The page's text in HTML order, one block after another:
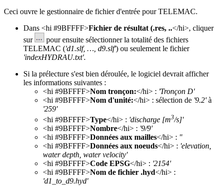
Ceci ouvre le gestionnaire de fichier d'entrée pour TELEMAC.
Dans <hi #9BFFFF>Fichier de résultat (.res, ..</hi>, cliquer
sur
pour ensuite sélectionner la totalité des fichiers
TELEMAC ('d1.slf, …, d9.slf') ou seulement le fichier
'indexHYDRAU.txt'.
Si la prélecture s'est bien déroulée, le logiciel devrait afficher
les informations suivantes :
<hi #9BFFFF>Nom tronçon:</hi> : 'Tronçon D'
<hi #9BFFFF>Nom d'unité:</hi> : sélection de '9.2'à
'259'
<hi #9BFFFF>Type</hi> : 'discharge [m3/s]'
<hi #9BFFFF>Nombre</hi> : '9/9'
<hi #9BFFFF>Données aux mailles</hi> : ''
<hi #9BFFFF>Données aux noeuds</hi> : 'elevation,
water depth, water velocity'
<hi #9BFFFF>Code EPSG</hi> : '2154'
<hi #9BFFFF>Nom de fichier .hyd</hi> :
'd1_to_d9.hyd'